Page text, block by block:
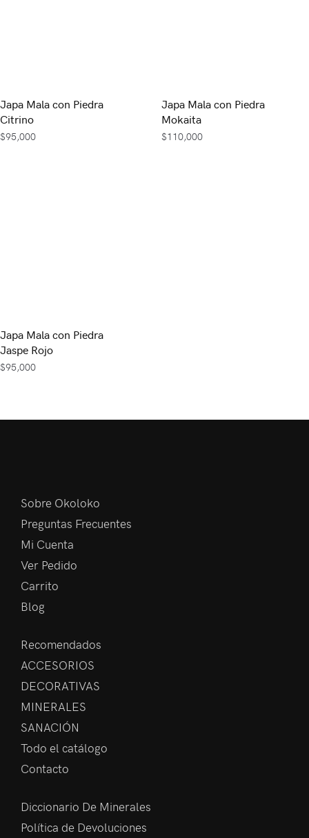
Japa Mala con Piedra
Citrino
$95,000
Japa Mala con Piedra
Mokaita
$110,000
Japa Mala con Piedra
Jaspe Rojo
$95,000
Sobre Okoloko
Preguntas Frecuentes
Mi Cuenta
Ver Pedido
Carrito
Blog
Recomendados
ACCESORIOS
DECORATIVAS
MINERALES
SANACIÓN
Todo el catálogo
Contacto
Diccionario De Minerales
Política de Devoluciones